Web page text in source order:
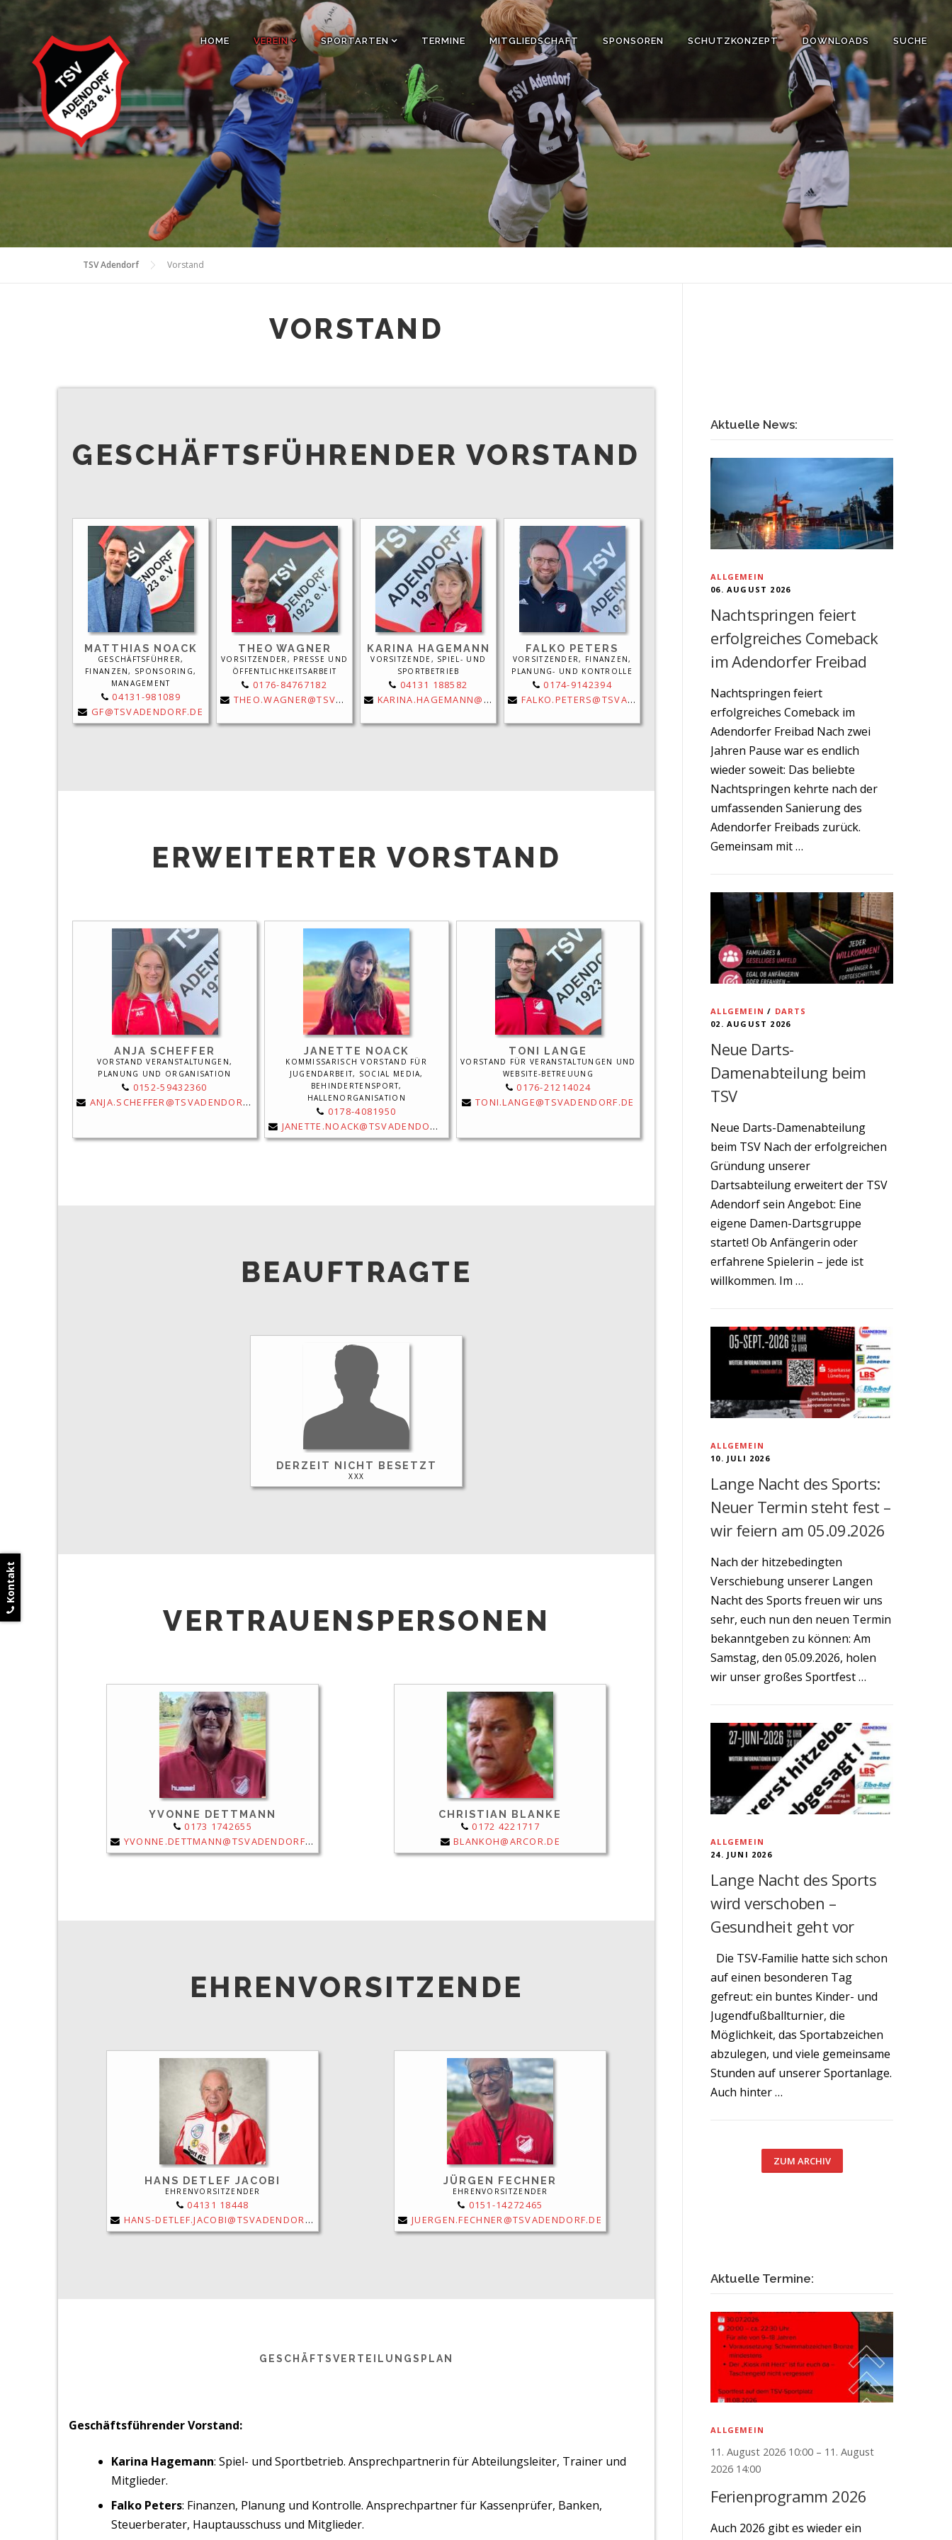
Zum
springen
HOME VEREIN SPORTARTEN TERMINE MITGLIEDSCHAFT SPONSOREN SCHUTZKONZEPT DOWNLOADS SUCHE
TSV Adendorf Vorstand
VORSTAND
GESCHÄFTSFÜHRENDER VORSTAND
MATTHIAS NOACK
GESCHÄFTSFÜHRER,
FINANZEN, SPONSORING,
MANAGEMENT
04131-981089
GF@TSVADENDORF.DE
THEO WAGNER
VORSITZENDER, PRESSE UND
ÖFFENTLICHKEITSARBEIT
0176-84767182
THEO.WAGNER@TSVADENDORF.DE
KARINA HAGEMANN
VORSITZENDE, SPIEL- UND
SPORTBETRIEB
04131 188582
KARINA.HAGEMANN@TSVADENDORF.DE
FALKO PETERS
VORSITZENDER, FINANZEN,
PLANUNG- UND KONTROLLE
0174-9142394
FALKO.PETERS@TSVADENDORF.DE
ERWEITERTER VORSTAND
ANJA SCHEFFER
VORSTAND VERANSTALTUNGEN,
PLANUNG UND ORGANISATION
0152-59432360
ANJA.SCHEFFER@TSVADENDORF.DE
JANETTE NOACK
KOMMISSARISCH VORSTAND FÜR
JUGENDARBEIT, SOCIAL MEDIA,
BEHINDERTENSPORT,
HALLENORGANISATION
0178-4081950
JANETTE.NOACK@TSVADENDORF.DE
TONI LANGE
VORSTAND FÜR VERANSTALTUNGEN UND
WEBSITE-BETREUUNG
0176-21214024
TONI.LANGE@TSVADENDORF.DE
BEAUFTRAGTE
DERZEIT NICHT BESETZT
XXX
VERTRAUENSPERSONEN
YVONNE DETTMANN
0173 1742655
YVONNE.DETTMANN@TSVADENDORF.DE
CHRISTIAN BLANKE
0172 4221717
BLANKOH@ARCOR.DE
EHRENVORSITZENDE
HANS DETLEF JACOBI
EHRENVORSITZENDER
04131 18448
HANS-DETLEF.JACOBI@TSVADENDORF.DE
JÜRGEN FECHNER
EHRENVORSITZENDER
0151-14272465
JUERGEN.FECHNER@TSVADENDORF.DE
GESCHÄFTSVERTEILUNGSPLAN
Geschäftsführender Vorstand:
Karina Hagemann: Spiel- und Sportbetrieb. Ansprechpartnerin für Abteilungsleiter, Trainer und
Mitglieder.
Falko Peters: Finanzen, Planung und Kontrolle. Ansprechpartner für Kassenprüfer, Banken,
Steuerberater, Hauptausschuss und Mitglieder.
Aktuelle News:
ALLGEMEIN
06. AUGUST 2026
Nachtspringen feiert
erfolgreiches Comeback
im Adendorfer Freibad
Nachtspringen feiert
erfolgreiches Comeback im
Adendorfer Freibad Nach zwei
Jahren Pause war es endlich
wieder soweit: Das beliebte
Nachtspringen kehrte nach der
umfassenden Sanierung des
Adendorfer Freibads zurück.
Gemeinsam mit …
ALLGEMEIN / DARTS
02. AUGUST 2026
Neue Darts-
Damenabteilung beim
TSV
Neue Darts-Damenabteilung
beim TSV Nach der erfolgreichen
Gründung unserer
Dartsabteilung erweitert der TSV
Adendorf sein Angebot: Eine
eigene Damen-Dartsgruppe
startet! Ob Anfängerin oder
erfahrene Spielerin – jede ist
willkommen. Im …
ALLGEMEIN
10. JULI 2026
Lange Nacht des Sports:
Neuer Termin steht fest –
wir feiern am 05.09.2026
Nach der hitzebedingten
Verschiebung unserer Langen
Nacht des Sports freuen wir uns
sehr, euch nun den neuen Termin
bekanntgeben zu können: Am
Samstag, den 05.09.2026, holen
wir unser großes Sportfest …
ALLGEMEIN
24. JUNI 2026
Lange Nacht des Sports
wird verschoben –
Gesundheit geht vor
Die TSV‑Familie hatte sich schon
auf einen besonderen Tag
gefreut: ein buntes Kinder- und
Jugendfußballturnier, die
Möglichkeit, das Sportabzeichen
abzulegen, und viele gemeinsame
Stunden auf unserer Sportanlage.
Auch hinter …
ZUM ARCHIV
Aktuelle Termine:
ALLGEMEIN
11. August 2026 10:00 – 11. August
2026 14:00
Ferienprogramm 2026
Auch 2026 gibt es wieder ein
Kontakt